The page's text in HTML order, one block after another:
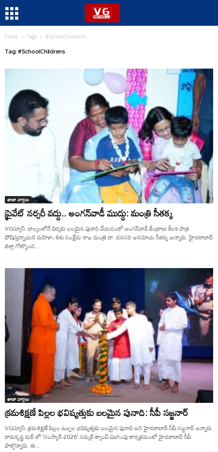
Home Tags #SchoolChildrens
Tag: #SchoolChildrens
తాజా వార్తలు
ప్రైవేట్ నర్సరీ వద్దు.. అంగన్‌వాడీ ముద్దు: మంత్రి సీతక్క
VGన్యూస్: బాల్యంలోనే విద్యకు బలమైన పునాది వేయడంలో అంగన్‌వాడీ కేంద్రాలు కీలక పాత్ర
పోషిస్తున్నాయని మహిళా, శిశు సంక్షేమ శాఖ మంత్రి డా. దనసరి అనసూయ సీతక్క అన్నారు. హైదరాబాద్
జిల్లా గోల్కొండ...
తాజా వార్తలు
క్రమశిక్షణే పిల్లల భవిష్యత్తుకు బలమైన పునాది: సీపీ సజ్జనార్
VGన్యూస్: క్రమశిక్షణే పిల్లల ఉజ్వల భవిష్యత్తుకు బలమైన పునాది అని హైదరాబాద్ సీపీ సజ్జనార్ అన్నారు.
రామకృష్ణ మఠ్ లో 'సంస్కార్-2026' సమ్మర్ క్యాంప్ ముగింపు కార్యక్రమంలో హైదరాబాద్ సీపీ
పాల్గొన్నారు. ఈ...